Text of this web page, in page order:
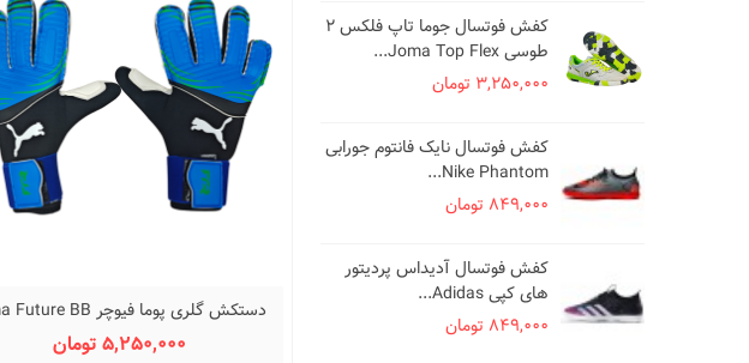
کفش فوتسال جوما تاپ فلکس 2
طوسی Joma Top Flex...
3,250,000 تومان
کفش فوتسال نایک فانتوم جورابی
Nike Phantom...
849,000 تومان
کفش فوتسال آدیداس پردیتور
های کپی Adidas...
849,000 تومان
کفش فوتسال نایک فانتوم جورابی
Nike Phantom...
849,000 تومان
کفش فوتسال نایک تمپو ایکس
طرح اصلی Nike Tiempo...
849,000 تومان
3,250,000 توماننمایش سریع
دستکش گلری پوما فیوچر Puma Future BB
5,250,000 تومان